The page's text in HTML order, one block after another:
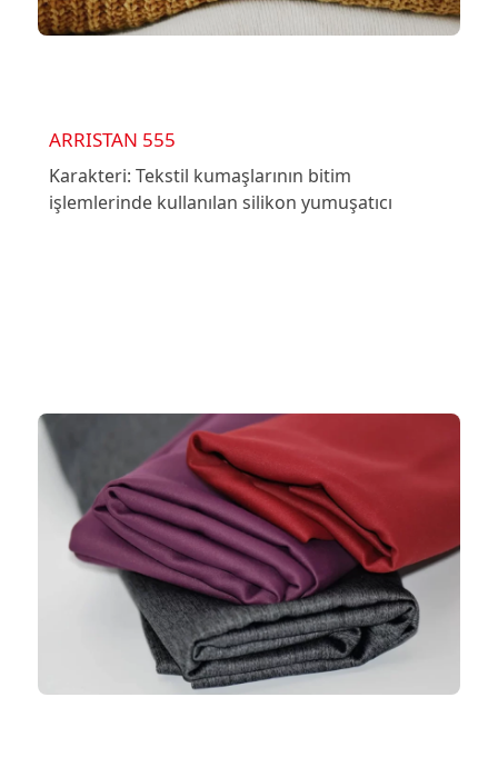
ARRISTAN 555
Karakteri: Tekstil kumaşlarının bitim
işlemlerinde kullanılan silikon yumuşatıcı